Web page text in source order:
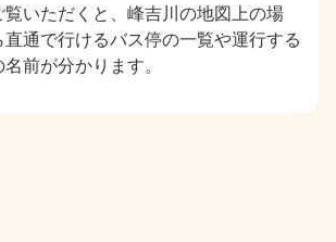
覧いただくと、峰吉川の地図上の場
通で行けるバス停の一覧や運行する
前が分かります。